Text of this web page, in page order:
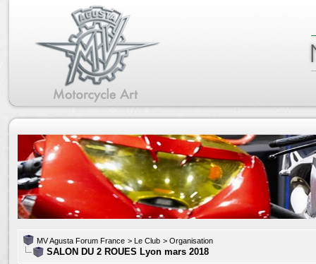
MV Agusta Forum France > Le Club > Organisation
SALON DU 2 ROUES Lyon mars 2018